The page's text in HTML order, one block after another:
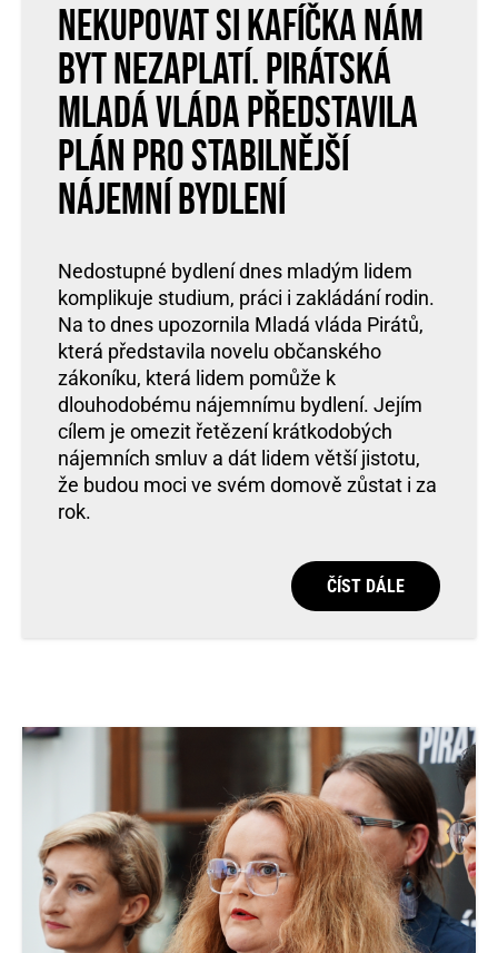
Nekupovat si kafíčka nám
byt nezaplatí. Pirátská
Mladá vláda představila
plán pro stabilnější
nájemní bydlení
Nedostupné bydlení dnes mladým lidem
komplikuje studium, práci i zakládání rodin.
Na to dnes upozornila Mladá vláda Pirátů,
která představila novelu občanského
zákoníku, která lidem pomůže k
dlouhodobému nájemnímu bydlení. Jejím
cílem je omezit řetězení krátkodobých
nájemních smluv a dát lidem větší jistotu,
že budou moci ve svém domově zůstat i za
rok.
ČÍST DÁLE